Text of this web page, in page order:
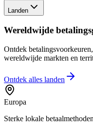
Landen
Wereldwijde
Ontdek
wereldwijde markten en
Ontdek alles landen
Europa
Sterke lokale betaalmethoden